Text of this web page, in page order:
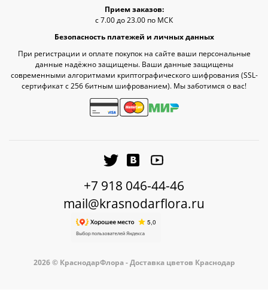
Прием заказов:
с 7.00 до 23.00 по МСК
Безопасность платежей и личных данных
При регистрации и оплате покупок на сайте ваши персональные
данные надёжно защищены. Ваши данные защищены
современными алгоритмами криптографического шифрования (SSL-
сертификат c 256 битным шифрованием). Мы заботимся о вас!
+7 918 046-44-46
mail@krasnodarflora.ru
2026 © КраснодарФлора - Доставка цветов Краснодар